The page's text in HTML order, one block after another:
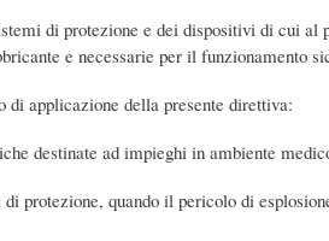
di protezione e dei dispositivi di cui
e necessarie per il funzionamento
di applicazione della presente direttiva:
destinate ad impieghi in ambiente
protezione, quando il pericolo di